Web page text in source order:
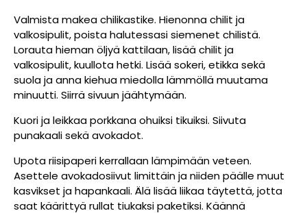
Valmista makea chilikastike. Hienonna chilit ja
valkosipulit, poista halutessasi siemenet chilistä.
Lorauta hieman öljyä kattilaan, lisää chilit ja
valkosipulit, kuullota hetki. Lisää sokeri, etikka sekä
suola ja anna kiehua miedolla lämmöllä muutama
minuutti. Siirrä sivuun jäähtymään.
Kuori ja leikkaa porkkana ohuiksi tikuiksi. Siivuta
punakaali sekä avokadot.
Upota riisipaperi kerrallaan lämpimään veteen.
Asettele avokadosiivut limittäin ja niiden päälle muut
kasvikset ja hapankaali. Älä lisää liikaa täytettä, jotta
saat käärittyä rullat tiukaksi paketiksi. Käännä